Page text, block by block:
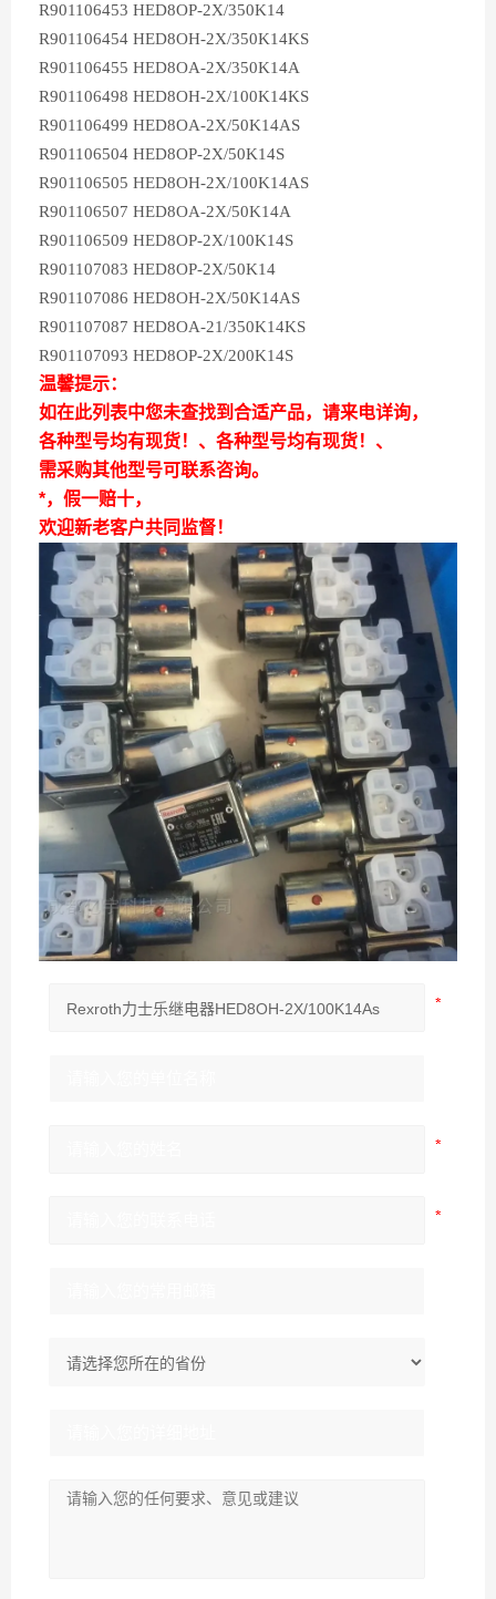
R901106453 HED8OP-2X/350K14
R901106454 HED8OH-2X/350K14KS
R901106455 HED8OA-2X/350K14A
R901106498 HED8OH-2X/100K14KS
R901106499 HED8OA-2X/50K14AS
R901106504 HED8OP-2X/50K14S
R901106505 HED8OH-2X/100K14AS
R901106507 HED8OA-2X/50K14A
R901106509 HED8OP-2X/100K14S
R901107083 HED8OP-2X/50K14
R901107086 HED8OH-2X/50K14AS
R901107087 HED8OA-21/350K14KS
R901107093 HED8OP-2X/200K14S
温馨提示：
如在此列表中您未查找到合适产品，请来电详询，
各种型号均有现货！、各种型号均有现货！、
需采购其他型号可联系咨询。
*，假一赔十，
欢迎新老客户共同监督！